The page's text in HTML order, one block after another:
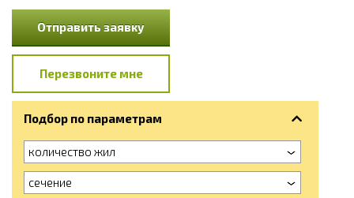
Отправить заявку
Перезвоните мне
Подбор по параметрам
количество жил
сечение